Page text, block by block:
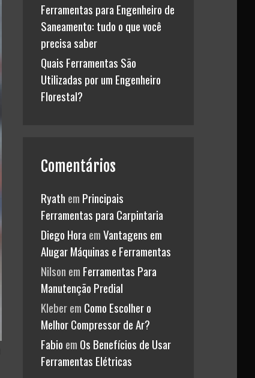
Ferramentas para Engenheiro de
Saneamento: tudo o que você
precisa saber
Quais Ferramentas São
Utilizadas por um Engenheiro
Florestal?
Comentários
Ryath em Principais
Ferramentas para Carpintaria
Diego Hora emVantagens em
Alugar Máquinas e Ferramentas
Nilson em Ferramentas Para
Manutenção Predial
Kleberem Como Escolher o
Melhor Compressor de Ar?
Fabio em Os Benefícios de Usar
Ferramentas Elétricas